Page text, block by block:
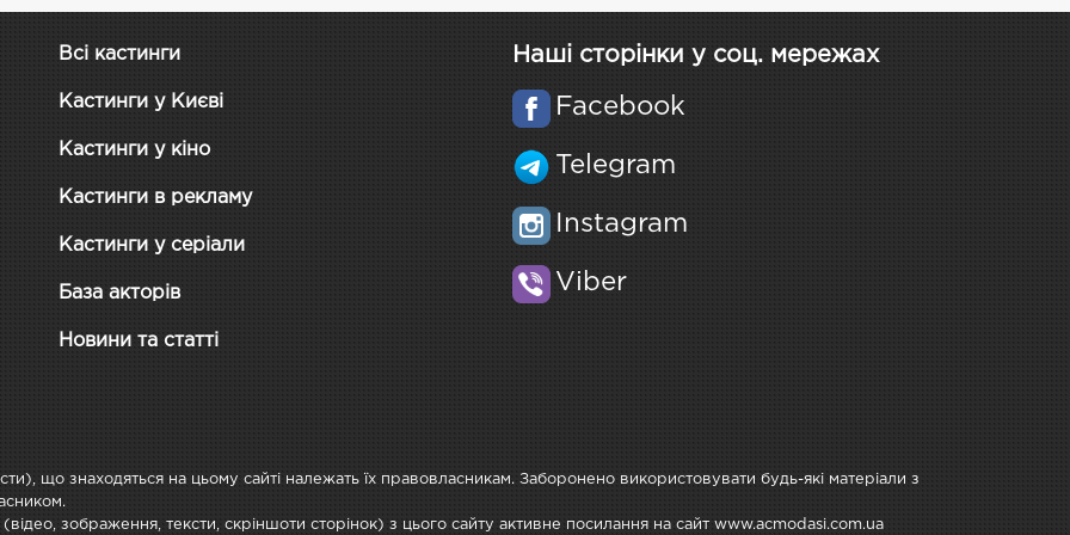
Всі кастинги
Кастинги у Києві
Кастинги у кіно
Кастинги в рекламу
Кастинги у серіали
База акторів
Новини та статті
Наші сторінки у соц. мережах
Facebook
Telegram
Instagram
Viber
що знаходяться на цьому сайті належать їх правовласникам. Заборонено використовувати будь-які матеріали з
(відео, зображення, тексти, скріншоти сторінок) з цього сайту активне посилання на сайт www.acmodasi.com.ua